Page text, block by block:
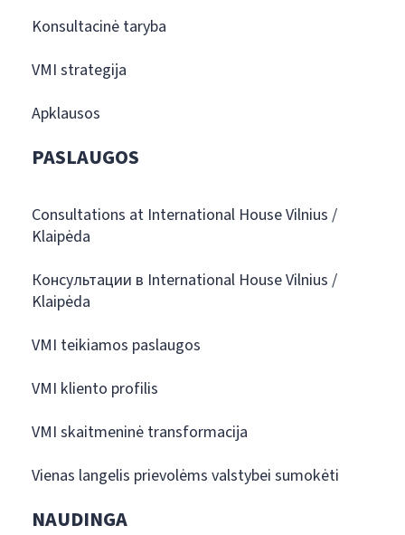
Konsultacinė taryba
VMI strategija
Apklausos
PASLAUGOS
Consultations at International House Vilnius /
Klaipėda
Консультации в International House Vilnius /
Klaipėda
VMI teikiamos paslaugos
VMI kliento profilis
VMI skaitmeninė transformacija
Vienas langelis prievolėms valstybei sumokėti
NAUDINGA